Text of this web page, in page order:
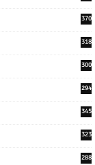
370
318
300
294
345
323
288